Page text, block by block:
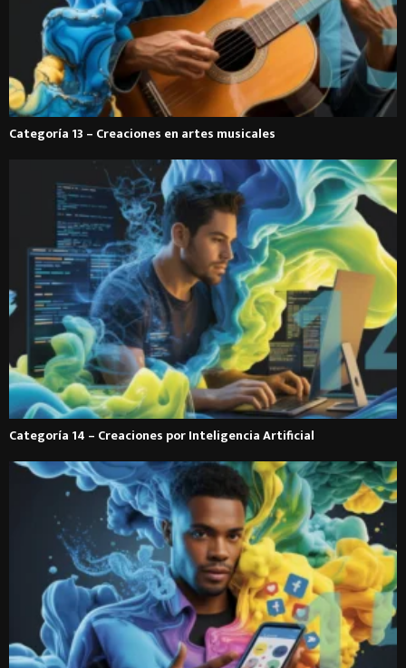
Categoría 13 – Creaciones en artes musicales
Categoría 14 – Creaciones por Inteligencia Artificial